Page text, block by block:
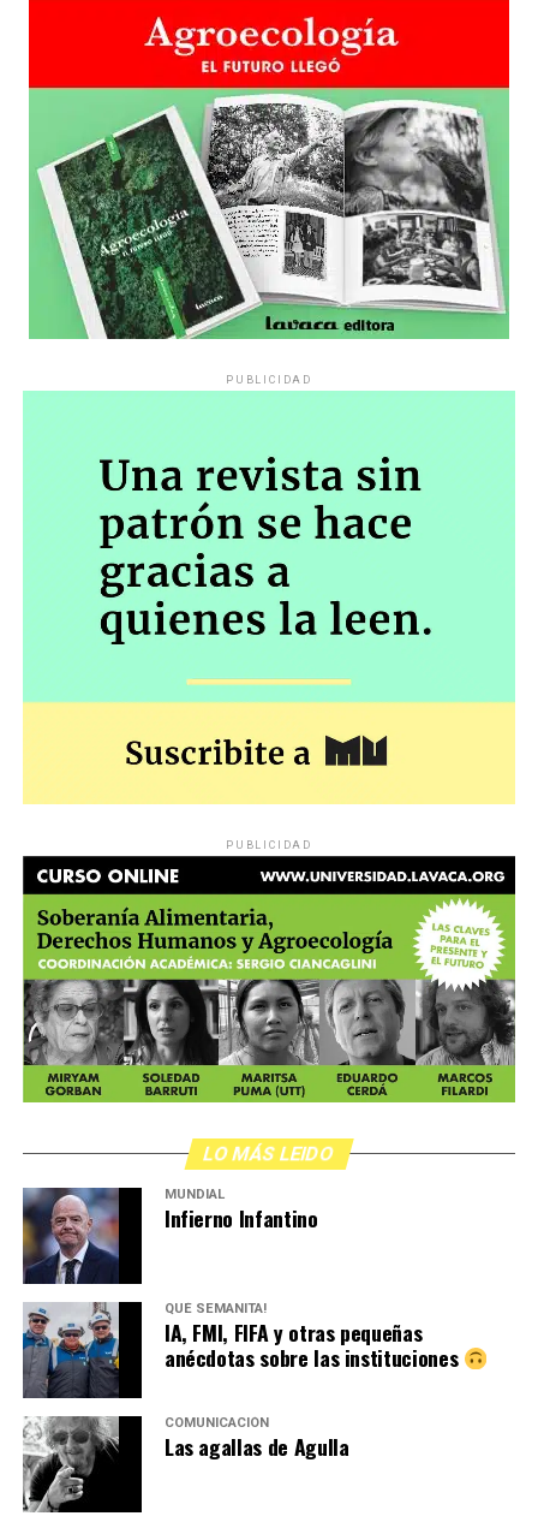
observará presencialmente con suma atención todo lo
que allí suceda a efectos de incorporar de oficio –a
través de los medios probatorios
previstos en el CPCCN (en referencia al Código Procesal
y Civil de la Nación)- toda prueba relativa a cualquier
conducta, hecho y/o acto que resulte procedente para
resolver la cuestión en debate en estos autos, tal es el
planteo de inconstitucionalidad de la Resolución 943/23
(Protocolo de Seguridad)”.
«Esto así vista la finalidad de la acción de amparo que ‘…
actual o inminente, lesione, restrinja, altere o amenace,
garantías explícita o implícitamente reconocidas por la
Constitución Nacional, con excepción de la libertad
individual tutelada por el habeas corpus…» y en
resguardo de los derechos establecidos en la
Constitución Nacional”.
El miércoles será una nueva oportunidad para
comprobar hasta dónde el gobierno insiste en una
política que tiende a convertirá los jubilados en
marginados sociales, y para confirmar –en el caso del
poder judicial– cuál es la distancia entre las palabras y
PUBLICIDAD
PUBLICIDAD
LO MÁS LEIDO
MUNDIAL
Infierno Infantino
QUÉ SEMANITA!
IA, FMI, FIFA y otras pequeñas
anécdotas sobre las instituciones
COMUNICACIÓN
Las agallas de Agulla